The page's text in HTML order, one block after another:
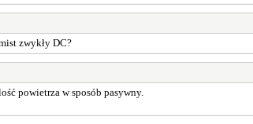
zwykły DC?
powietrza w sposób pasywny.